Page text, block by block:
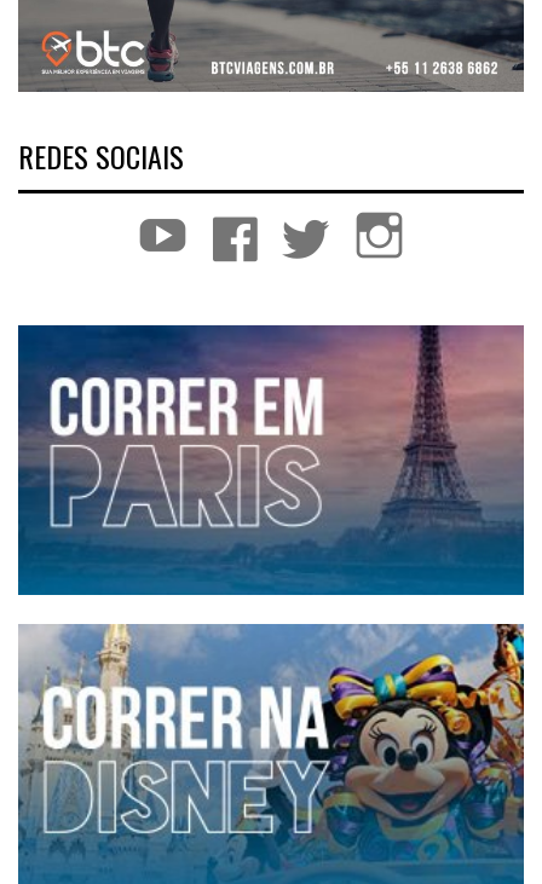
REDES SOCIAIS
YouTube Facebook Twitter